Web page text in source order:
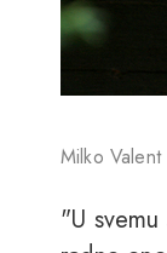
Milko
"U